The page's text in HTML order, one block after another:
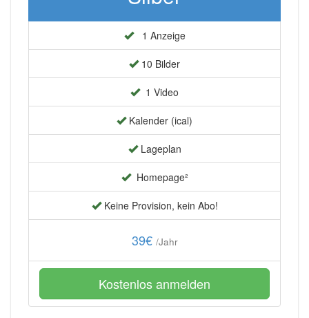
1 Anzeige
10 Bilder
1 Video
Kalender (ical)
Lageplan
Homepage²
Keine Provision, kein Abo!
39€ /Jahr
Kostenlos anmelden